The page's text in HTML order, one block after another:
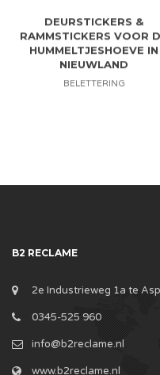
DEURSTICKERS &
RAMMSTICKERS VOOR
HUMMELTJESHOEVE IN
NIEUWLAND
BELETTERING
B2 RECLAME
2e Industrieweg 1a te
0345-525 960
info@b2reclame.nl
www.b2reclame.nl